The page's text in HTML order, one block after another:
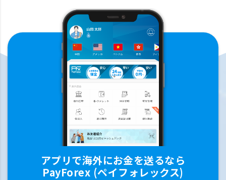
アプリで海外にお金を送るなら
PayForex (ペイフォレックス)